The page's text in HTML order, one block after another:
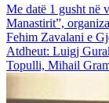
Me datë 1 gusht në
Manastirit”,
Fehim Zavalani e
Atdheut: Luigj
Topulli, Mihail